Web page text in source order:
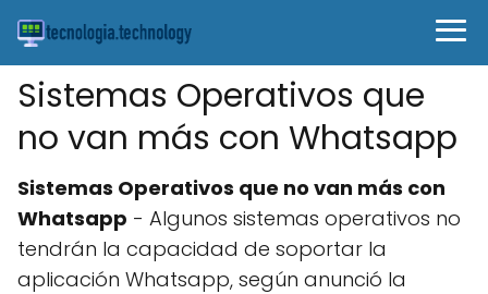
Sistemas Operativos que
no van más con Whatsapp
Sistemas Operativos que no van más con
Whatsapp - Algunos sistemas operativos no
tendrán la capacidad de soportar la
aplicación Whatsapp, según anunció la